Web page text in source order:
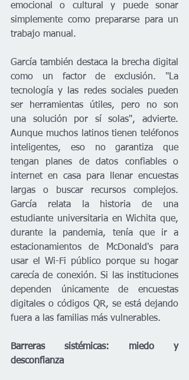
emocional o cultural y puede sonar
simplemente como prepararse para un
trabajo manual.
García también destaca la brecha digital
como un factor de exclusión. "La
tecnología y las redes sociales pueden
ser herramientas útiles, pero no son
una solución por sí solas", advierte.
Aunque muchos latinos tienen teléfonos
inteligentes, eso no garantiza que
tengan planes de datos confiables o
internet en casa para llenar encuestas
largas o buscar recursos complejos.
García relata la historia de una
estudiante universitaria en Wichita que,
durante la pandemia, tenía que ir a
estacionamientos de McDonald's para
usar el Wi-Fi público porque su hogar
carecía de conexión. Si las instituciones
dependen únicamente de encuestas
digitales o códigos QR, se está dejando
fuera a las familias más vulnerables.
Barreras sistémicas: miedo y
desconfianza